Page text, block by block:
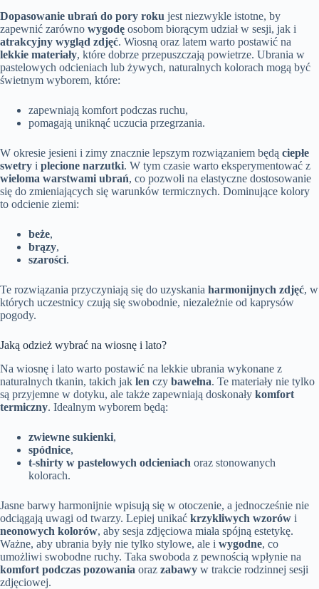
Dopasowanie ubrań do pory roku jest niezwykle istotne, by
zapewnić zarówno wygodę osobom biorącym udział w sesji, jak i
atrakcyjny wygląd zdjęć. Wiosną oraz latem warto postawić na
lekkie materiały, które dobrze przepuszczają powietrze. Ubrania w
pastelowych odcieniach lub żywych, naturalnych kolorach mogą być
świetnym wyborem, które:
zapewniają komfort podczas ruchu,
pomagają uniknąć uczucia przegrzania.
W okresie jesieni i zimy znacznie lepszym rozwiązaniem będą ciepłe
swetry i plecione narzutki. W tym czasie warto eksperymentować z
wieloma warstwami ubrań, co pozwoli na elastyczne dostosowanie
się do zmieniających się warunków termicznych. Dominujące kolory
to odcienie ziemi:
beże,
brązy,
szarości.
Te rozwiązania przyczyniają się do uzyskania harmonijnych zdjęć, w
których uczestnicy czują się swobodnie, niezależnie od kaprysów
pogody.
Jaką odzież wybrać na wiosnę i lato?
Na wiosnę i lato warto postawić na lekkie ubrania wykonane z
naturalnych tkanin, takich jak len czy bawełna. Te materiały nie tylko
są przyjemne w dotyku, ale także zapewniają doskonały komfort
termiczny. Idealnym wyborem będą:
zwiewne sukienki,
spódnice,
t-shirty w pastelowych odcieniach oraz stonowanych
kolorach.
Jasne barwy harmonijnie wpisują się w otoczenie, a jednocześnie nie
odciągają uwagi od twarzy. Lepiej unikać krzykliwych wzorów i
neonowych kolorów, aby sesja zdjęciowa miała spójną estetykę.
Ważne, aby ubrania były nie tylko stylowe, ale i wygodne, co
umożliwi swobodne ruchy. Taka swoboda z pewnością wpłynie na
komfort podczas pozowania oraz zabawy w trakcie rodzinnej sesji
zdjęciowej.